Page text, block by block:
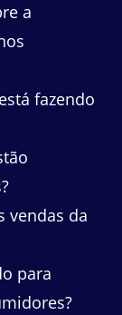
a
fazendo
vendas da
para